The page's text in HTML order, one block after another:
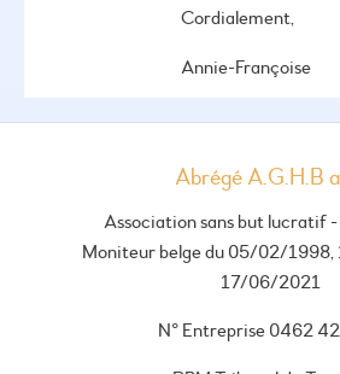
Cordialement,
Annie-Françoise
Abrégé A.G.H.B
Association sans but lucratif
Moniteur belge du 05/02/
17/06/2021
N° Entreprise 0462